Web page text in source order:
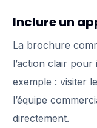
Inclure un
La brochure
l’action clair
exemple : visiter
l’équipe
directement.